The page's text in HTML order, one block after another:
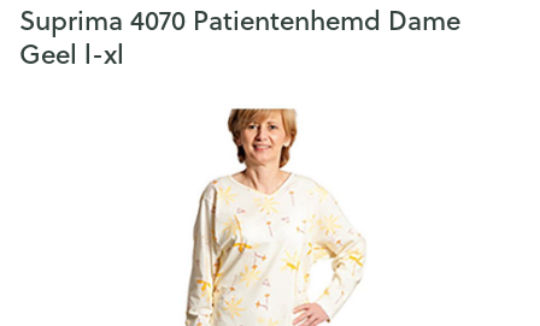
Suprima 4070 Patientenhemd Dame
Geel l-xl